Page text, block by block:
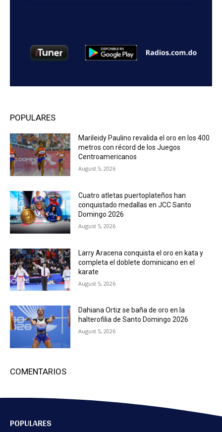
POPULARES
Marileidy Paulino revalida el oro en los 400
metros con récord de los Juegos
Centroamericanos
August 5, 2026
Cuatro atletas puertoplateños han
conquistado medallas en JCC Santo
Domingo 2026
August 5, 2026
Larry Aracena conquista el oro en kata y
completa el doblete dominicano en el
karate
August 5, 2026
Dahiana Ortiz se baña de oro en la
halterofilia de Santo Domingo 2026
August 5, 2026
COMENTARIOS
POPULARES